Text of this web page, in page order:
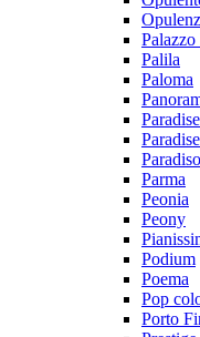
Palazzo
Palila
Paloma
Paradiso
Parma
Peonia
Peony
Podium
Poema
Pop
Porto